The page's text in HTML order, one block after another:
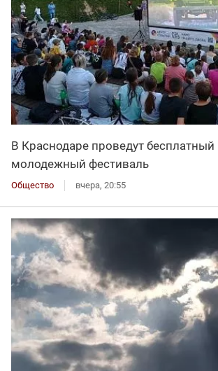
В Краснодаре проведут бесплатный
молодежный фестиваль
Общество вчера, 20:55